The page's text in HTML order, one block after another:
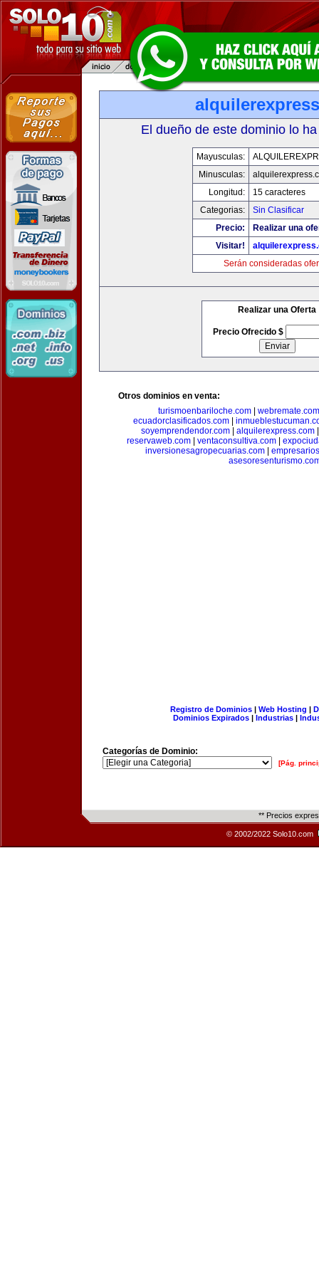
El dueño de este dominio lo
Mayusculas:
Minusculas:
Longitud:
15 caracteres
Categorias:
Sin Clasificar
Precio:
Realizar una
Visitar!
Serán consideradas
Realizar una Oferta
Precio Ofrecido $
Otros dominios en venta:
turismoenbariloche.com| webremate.com
ecuadorclasificados.com
soyemprendendor.com| alquilerexpress.com
reservaweb.com| ventaconsultiva.com|
inversionesagropecuarias.com
Registro de Dominios| Web Hosting |
Dominios Expirados | Industrias |
Categorías de Dominio:
[Pág.
** Precios
© 2002/2022 Solo10.com